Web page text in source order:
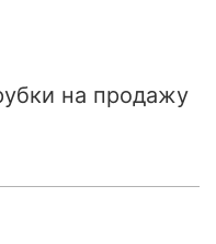
на продажу